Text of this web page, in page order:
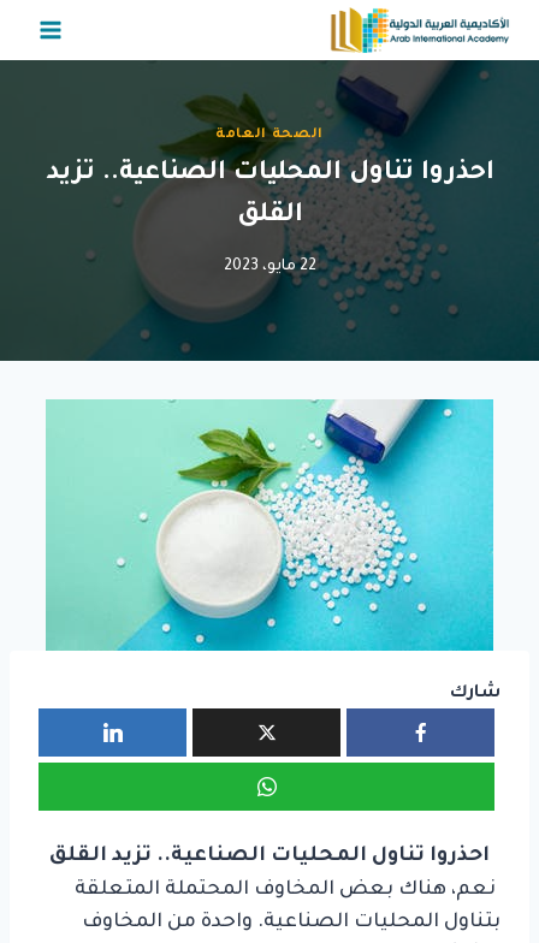
التجاوز
المحتوى
الصحة العامة
احذروا تناول المحليات الصناعية.. تزيد
القلق
22 مايو، 2023
شارك
احذروا تناول المحليات الصناعية.. تزيد القلق
نعم، هناك بعض المخاوف المحتملة المتعلقة
بتناول المحليات الصناعية. واحدة من المخاوف